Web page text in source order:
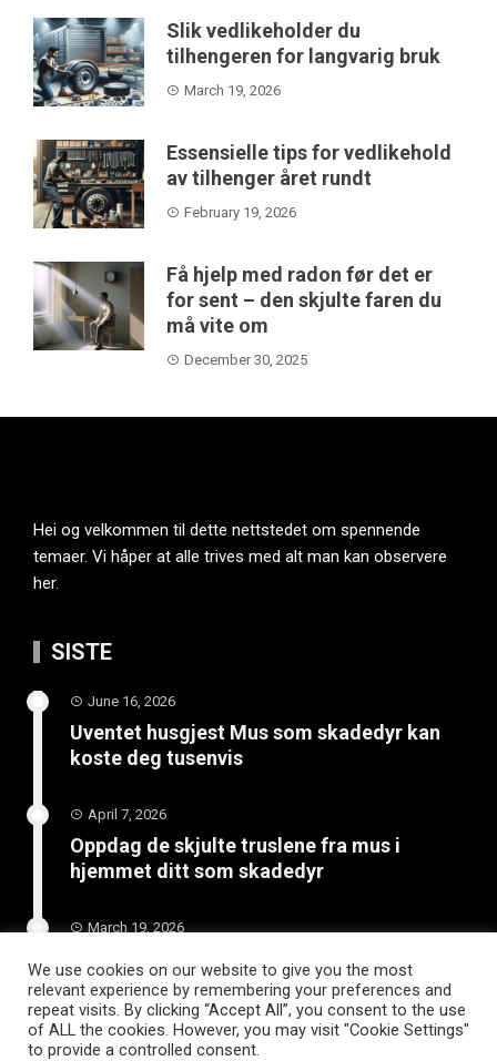
Slik vedlikeholder du
tilhengeren for langvarig bruk
March 19, 2026
Essensielle tips for vedlikehold
av tilhenger året rundt
February 19, 2026
Få hjelp med radon før det er
for sent – den skjulte faren du
må vite om
December 30, 2025
Hei og velkommen til dette nettstedet om spennende
temaer. Vi håper at alle trives med alt man kan observere
her.
SISTE
June 16, 2026
Uventet husgjest Mus som skadedyr kan
koste deg tusenvis
April 7, 2026
Oppdag de skjulte truslene fra mus i
hjemmet ditt som skadedyr
March 19, 2026
Slik vedlikeholder du tilhengeren for
langvarig bruk
We use cookies on our website to give you the most
relevant experience by remembering your preferences and
repeat visits. By clicking “Accept All”, you consent to the use
of ALL the cookies. However, you may visit "Cookie Settings"
to provide a controlled consent.